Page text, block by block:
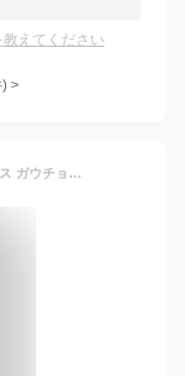
えてください
) >
サテンロングパンツ ワイドパンツ レディース ガウチョパンツ 冷感 サテン 美脚 着痩せ ウエストゴム ロング マキシ 美ゆる 夏 夏物 パンツ 送料無料 プレゼント